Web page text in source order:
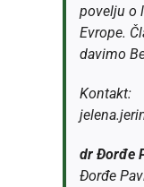
povelju o
Evrope.
davimo
Kontakt:
dr Đorđe
Đorđe